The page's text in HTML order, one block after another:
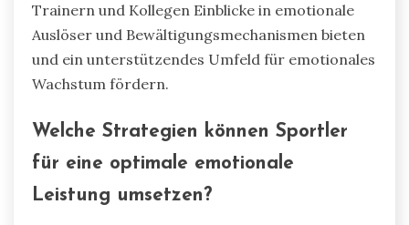
Trainern und Kollegen Einblicke in emotionale
Auslöser und Bewältigungsmechanismen bieten
und ein unterstützendes Umfeld für emotionales
Wachstum fördern.
Welche Strategien können Sportler
für eine optimale emotionale
Leistung umsetzen?